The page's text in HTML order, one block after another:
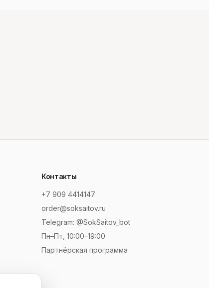
Контакты
+7 909 4414147
order@soksaitov.ru
Telegram: @SokSaitov_bot
Пн–Пт, 10:00–19:00
Партнёрская программа